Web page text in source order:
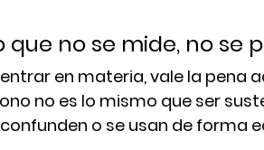
que no se mide, no se
en materia, vale la pena
no es lo mismo que ser
o se usan de forma